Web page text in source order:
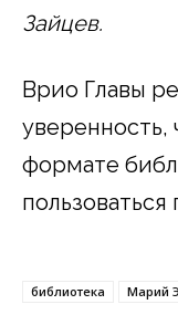
Зайцев.
Врио Главы
уверенность,
формате
библиотека Марий